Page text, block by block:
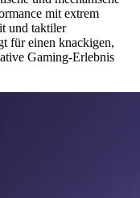
mit extrem
und taktiler
für einen knackigen,
Gaming-Erlebnis